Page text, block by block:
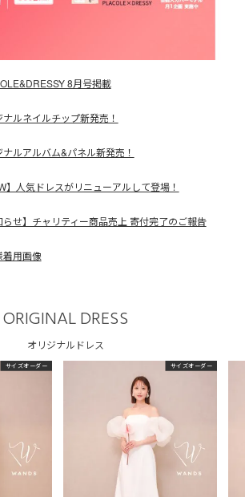
8月号掲載
ナルネイルチップ新発売！
ナルアルバム&パネル新発売！
】人気ドレスがリニューアルして登場！
らせ】チャリティー商品売上 寄付完了のご報告
着用画像
ORIGINAL DRESS
オリジナルドレス
サイズオーダー サイズオーダー